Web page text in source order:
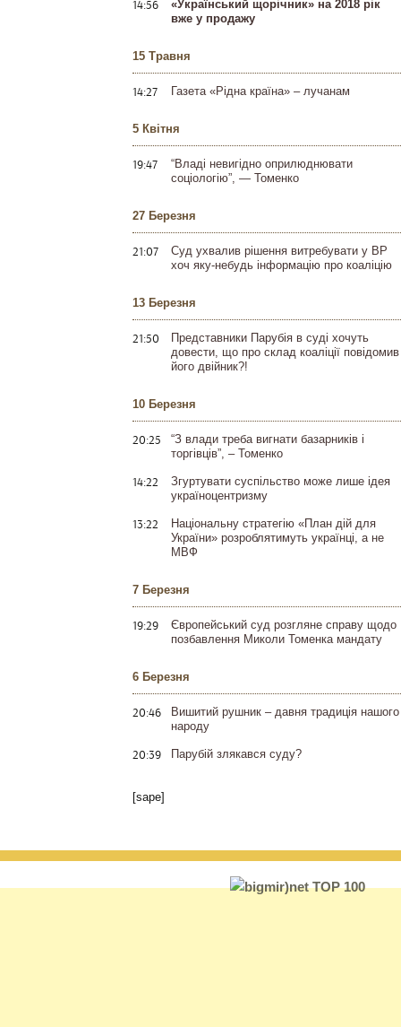
14:56
«Український щорічник» на 2018 рік
вже у продажу
15 Травня
14:27 Газета «Рідна країна» – лучанам
5 Квітня
19:47
“Владі невигідно оприлюднювати
соціологію”, — Томенко
27 Березня
21:07
Суд ухвалив рішення витребувати у ВР
хоч яку-небудь інформацію про коаліцію
13 Березня
21:50
Представники Парубія в суді хочуть
довести, що про склад коаліції повідомив
його двійник?!
10 Березня
20:25
“З влади треба вигнати базарників і
торгівців”, – Томенко
14:22
Згуртувати суспільство може лише ідея
україноцентризму
13:22
Національну стратегію «План дій для
України» розроблятимуть українці, а не
МВФ
7 Березня
19:29
Європейський суд розгляне справу щодо
позбавлення Миколи Томенка мандату
6 Березня
20:46
Вишитий рушник – давня традиція нашого
народу
20:39 Парубій злякався суду?
[sape]